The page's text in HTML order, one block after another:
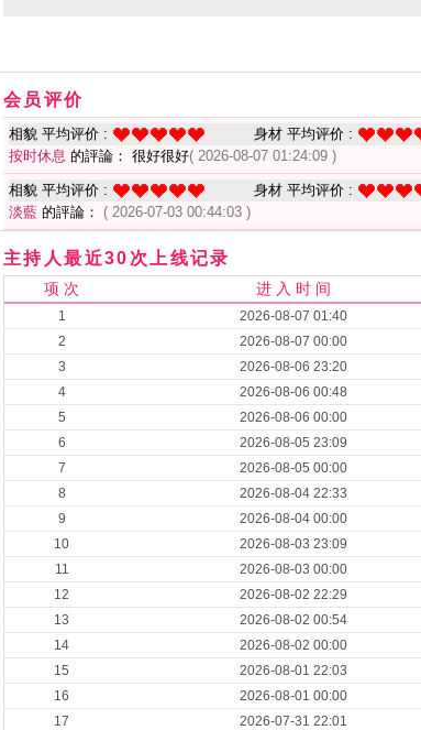
会员评价
相貌 平均评价 : 身材 平均评价 :
按时休息 的評論： 很好很好( 2026-08-07 01:24:09 )
相貌 平均评价 : 身材 平均评价 :
淡藍 的評論： ( 2026-07-03 00:44:03 )
主持人最近30次上线记录
项 次 进 入 时 间
1 2026-08-07 01:40
2
2026-08-07 00:00
3
2026-08-06 23:20
4
2026-08-06 00:48
5
2026-08-06 00:00
6
2026-08-05 23:09
7
2026-08-05 00:00
8
2026-08-04 22:33
9
2026-08-04 00:00
10
2026-08-03 23:09
11
2026-08-03 00:00
12
2026-08-02 22:29
13
2026-08-02 00:54
14
2026-08-02 00:00
15
2026-08-01 22:03
16
2026-08-01 00:00
17
2026-07-31 22:01